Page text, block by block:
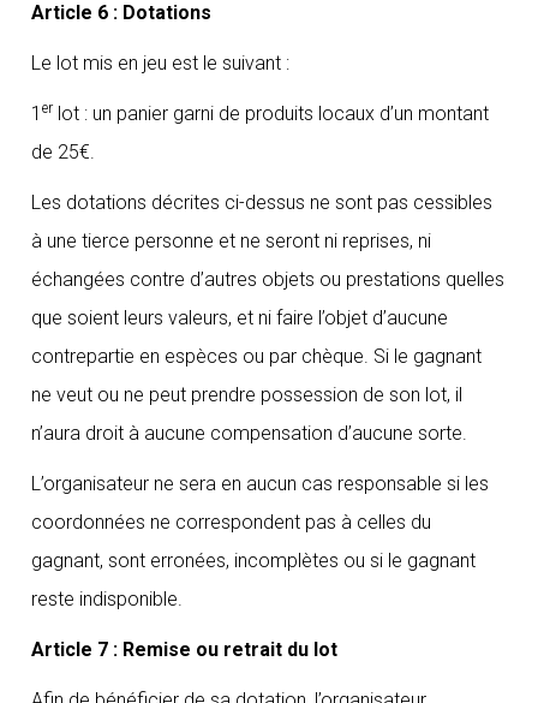
Article 6 : Dotations
Le lot mis en jeu est le suivant :
1er lot : un panier garni de produits locaux d’un montant
de 25€.
Les dotations décrites ci-dessus ne sont pas cessibles
à une tierce personne et ne seront ni reprises, ni
échangées contre d’autres objets ou prestations quelles
que soient leurs valeurs, et ni faire l’objet d’aucune
contrepartie en espèces ou par chèque. Si le gagnant
ne veut ou ne peut prendre possession de son lot, il
n’aura droit à aucune compensation d’aucune sorte.
L’organisateur ne sera en aucun cas responsable si les
coordonnées ne correspondent pas à celles du
gagnant, sont erronées, incomplètes ou si le gagnant
reste indisponible.
Article 7 : Remise ou retrait du lot